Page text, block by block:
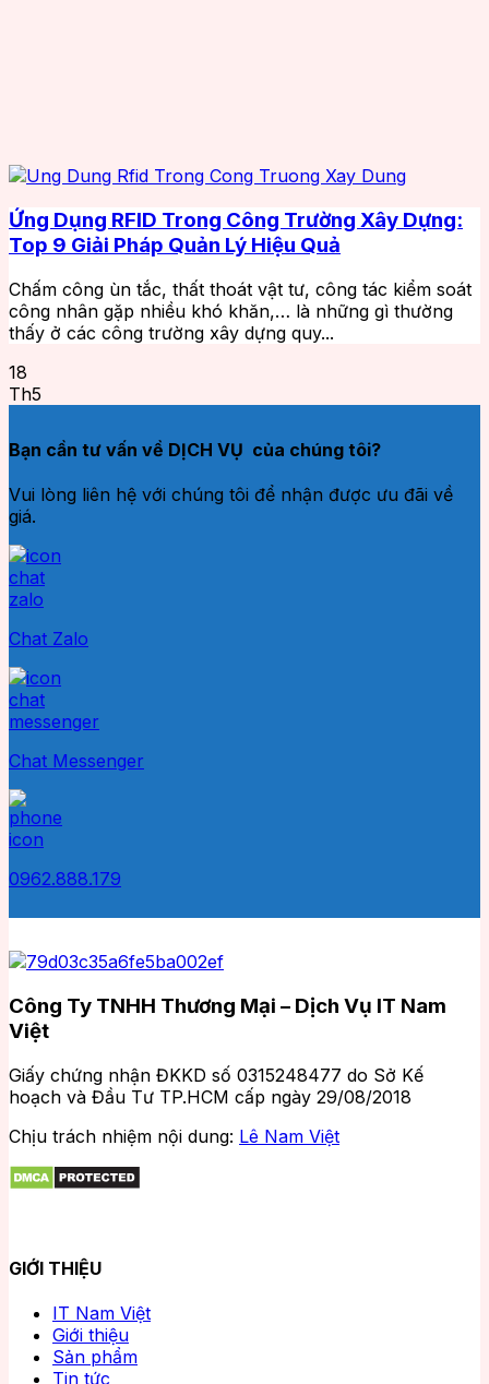
Ứng Dụng RFID Trong Công Trường Xây Dựng:
Top 9 Giải Pháp Quản Lý Hiệu Quả
Chấm công ùn tắc, thất thoát vật tư, công tác kiểm soát
công nhân gặp nhiều khó khăn,… là những gì thường
thấy ở các công trường xây dựng quy...
18
Th5
Bạn cần tư vấn về DỊCH VỤ của chúng tôi?
Vui lòng liên hệ với chúng tôi để nhận được ưu đãi về
giá.
Chat Zalo
Chat Messenger
0962.888.179
Công Ty TNHH Thương Mại – Dịch Vụ IT Nam
Việt
Giấy chứng nhận ĐKKD số 0315248477 do Sở Kế
hoạch và Đầu Tư TP.HCM cấp ngày 29/08/2018
Chịu trách nhiệm nội dung: Lê Nam Việt
GIỚI THIỆU
IT Nam Việt
Giới thiệu
Sản phẩm
Tin tức